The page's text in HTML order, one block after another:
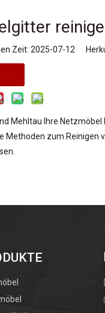
Zeit: 2025-07-12
Mehltau Ihre
Methoden zum Reinigen
für die